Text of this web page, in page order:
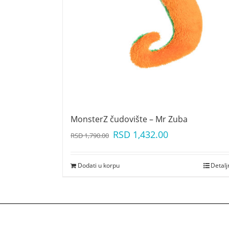
MonsterZ čudovište – Mr Zuba
RSD1,790.00 RSD 1,432.00
Dodati u korpu